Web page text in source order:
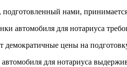
нами,
автомобиля для нотариуса
демократичные цены на
для нотариуса